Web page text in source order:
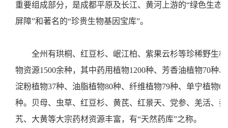
重要组成部分，是成都平原及长江、黄河上游的“绿色生态
屏障”和著名的“珍贵生物基因宝库”。
全州有珙桐、红豆杉、岷江柏、紫果云杉等珍稀野生植
物资源1500余种，其中药用植物1200种、芳香油植物70种、
淀粉植物37种、油脂植物80种、纤维植物79种、单宁植物68
种。贝母、虫草、红豆杉、黄芪、红景天、党参、羌活、秦
艽、大黄等大宗药材资源丰富，有“天然药库”之称。